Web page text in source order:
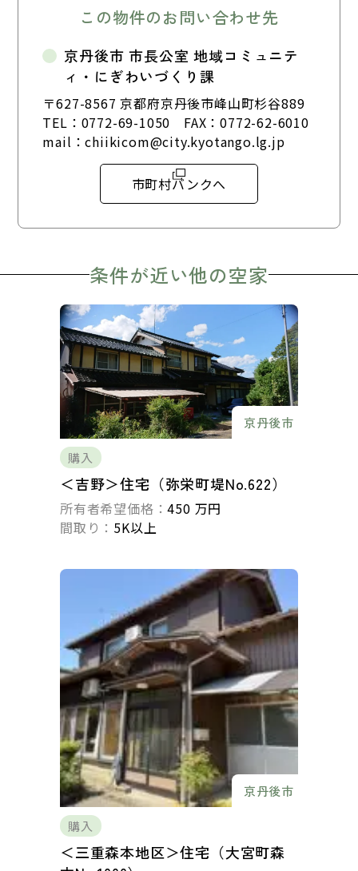
この物件のお問い合わせ先
京丹後市 市長公室 地域コミュニテ
ィ・にぎわいづくり課
〒627-8567 京都府京丹後市峰山町杉谷889
TEL： 0772-69-1050 FAX：0772-62-6010
mail：chiikicom@city.kyotango.lg.jp
市町村バンクへ
条件が近い他の空家
京丹後市
購入
＜吉野＞住宅（弥栄町堤No.622）
所有者希望価格：450 万円
間取り： 5K以上
京丹後市
購入
＜三重森本地区＞住宅（大宮町森